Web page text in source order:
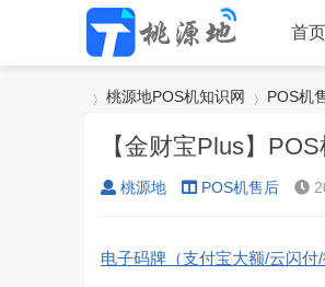
首页
桃源地POS机知识网
›
POS机
【金财宝Plus】
桃源地 POS机售后
电子码牌（支付宝大额/云闪付/